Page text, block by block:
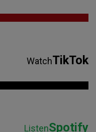
WatchTikTok
ListenSpotify